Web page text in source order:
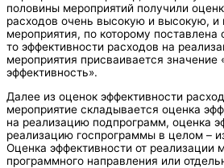
половины мероприятий получили
расходов очень высокую и высокую, и
мероприятия, по которому поставлена
то эффективности расходов на
мероприятия присваивается значение
эффективность».
Далее из оценок эффективности
мероприятие складывается оценка
на реализацию подпрограмм, оценка
реализацию госпрограммы в целом –
Оценка эффективности от реализации
программного направления или